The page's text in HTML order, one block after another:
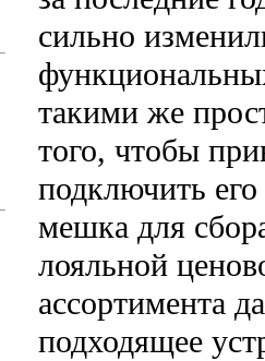
сильно
такими же
того, чтобы
подключить
мешка для
лояльной
ассортимента
подходящее